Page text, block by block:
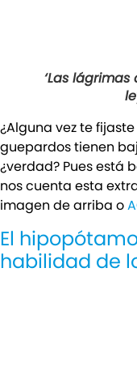
‘Las
¿Alguna vez te
guepardos tienen
¿verdad? Pues está
nos cuenta esta
imagen de arriba o
El
habilidad de